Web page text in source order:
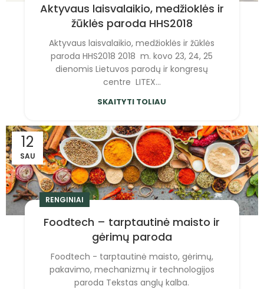
Aktyvaus laisvalaikio, medžioklės ir
žūklės paroda HHS2018
Aktyvaus laisvalaikio, medžioklės ir žūklės
paroda HHS2018 2018 m. kovo 23, 24, 25
dienomis Lietuvos parodų ir kongresų
centre LITEX...
SKAITYTI TOLIAU
12
SAU
RENGINIAI
Foodtech – tarptautinė maisto ir
gėrimų paroda
Foodtech - tarptautinė maisto, gėrimų,
pakavimo, mechanizmų ir technologijos
paroda Tekstas anglų kalba.